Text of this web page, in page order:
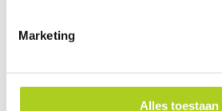
Marketing
Alles toestaan
- Frans Hals Museum
- Prachtige natuur rond